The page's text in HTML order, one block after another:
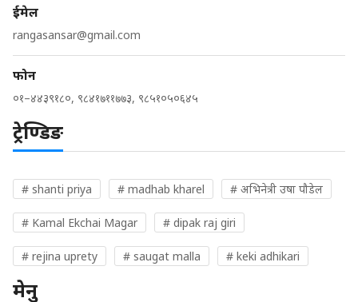
ईमेल
rangasansar@gmail.com
फोन
०१–४४३९१८०, ९८४१७११७७३, ९८५१०५०६४५
ट्रेण्डिङ
# shanti priya # madhab kharel # अभिनेत्री उषा पौडेल
# Kamal Ekchai Magar # dipak raj giri
# rejina uprety # saugat malla # keki adhikari
मेनु